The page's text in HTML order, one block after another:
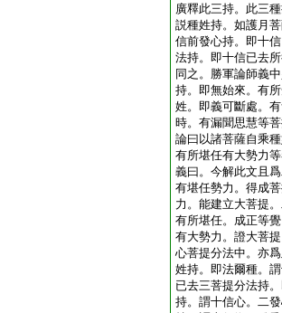
廣釋此三持。此三
説種姓持。如護月
信前發心持。即十
法持。即十信已去
同之。勝軍論師義
持。即無始來。有
姓。即義可斷處。
時。有漏聞思慧等
論曰以諸菩薩自乘
有所堪任有大勢力
義曰。今解此文且
有堪任勢力。得成
力。能建立大菩提
有所堪任。成正等
有大勢力。證大菩
心菩提分法中。亦
姓持。即法爾種。
已去三菩提分法持
持。謂十信心。二